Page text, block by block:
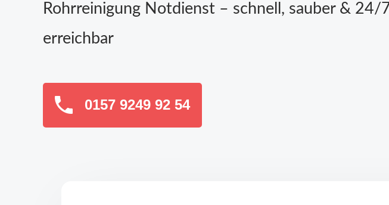
Rohrreinigung Notdienst – schnell, sauber & 24/
erreichbar
0157 9249 92 54